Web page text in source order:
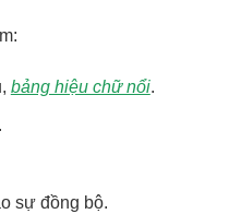
bảng hiệu chữ nổi.
sự đồng bộ.